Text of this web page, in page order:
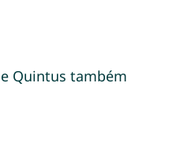
Quintus também